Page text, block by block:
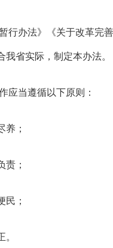
办法》《关于改革完善
省实际，制定本办法。
当遵循以下原则：
；
；
；